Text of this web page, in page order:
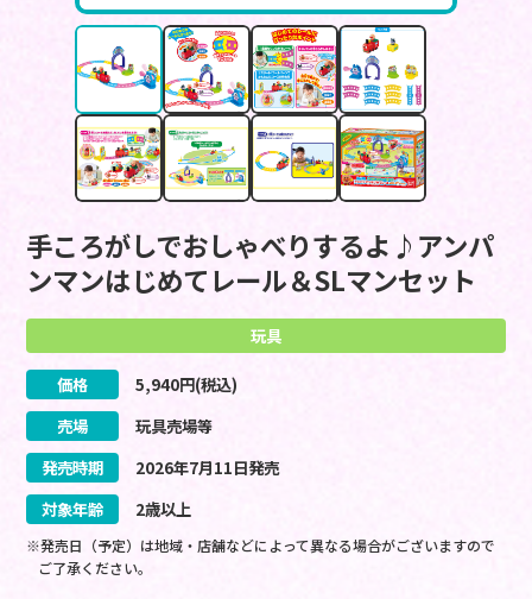
手ころがしでおしゃべりするよ♪アンパ
ンマンはじめてレール＆SLマンセット
玩具
価格 5,940円(税込)
売場
玩具売場等
発売時期
2026年7月11日発売
対象年齢
2歳以上
※発売日（予定）は地域・店舗などによって異なる場合がございますので
ご了承ください。